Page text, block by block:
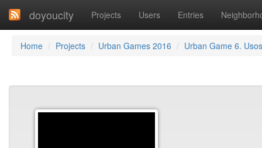
doyoucity Projects Users Entries
Home Projects Urban Games 2016 Urban Game 6. Usos